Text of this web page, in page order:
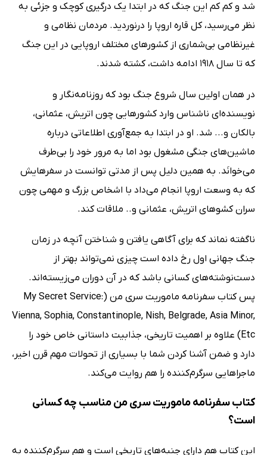
شد و کم کم این جنگ که در ابتدا یک درگیری کوچک و جزئی به
نظر می‌رسید، کل قاره اروپا را درنوردید. مردمان نظامی و
غیرنظامی بی‌شماری از کشورهای مختلف اروپایی در این جنگ
که تا سال 1918 ادامه داشت، کشته شدند.
در همان اولین سال شروع جنگ بود که روزنامه‌نگار و
نویسنده‌ای ناشناس وارد کشورهایی چون اتریش، عثمانی،
بالکان و... شد. او در ابتدا به جمع‌آوری اطلاعاتی درباره
ماشین‌های جنگی مشغول بود اما به مرور خود را بی‌طرف
می‌خوانَد. به همین دلیل پس از مدتی توانست در سفرهایش
که به وسعت اروپا انجام می‌داد با اشخاص بزرگ و مهمی چون
سران کشوهای اتریش، عثمانی و.. ملاقات کند.
ناگفته نماند که برای آگاهی یافتن و شناختن آنچه در زمان
جنگ جهانی اول رخ داده است چیزی نمی‌تواند بهتر از
دست‌نوشته‌های کسانی باشد که در آن دوران می‌زیسته‌اند.
پس کتاب سفرنامه ماموریت سری من (My Secret Service:
Vienna, Sophia, Constantinople, Nish, Belgrade, Asia Minor,
Etc) علاوه بر اهمیت تاریخی، جذابیت داستانی خاص خود را
دارد و ضمن آشنا کردن شما با بسیاری از تحولات مهم قرن اخیر،
ماجراهایی سرگرم‌کننده را هم روایت می‌کند.
کتاب سفرنامه ماموریت سری من مناسب چه کسانی
است؟
این کتاب هم دارای جنبه‌های تاریخی است و هم سرگرم‌کننده به